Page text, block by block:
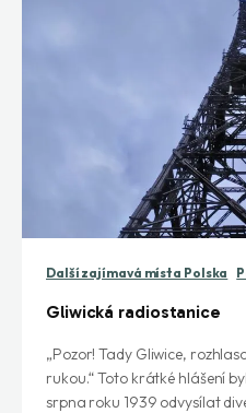
Další zajímavá místa Polska
Gliwická radiostanice
„Pozor! Tady Gliwice,
rukou.“ Toto krátké hlášení
srpna roku 1939 odvysílat